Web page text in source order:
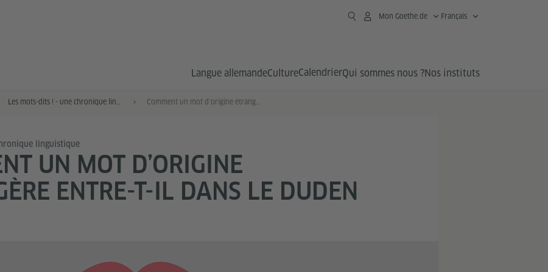
Mon Goethe.de Français
Langue allemandeCultureCalendrierQui sommes nous ?Nos instituts
Les mots-dits ! - une chronique linguistique Comment un mot d’origine étrangère entre-t-il dans le Duden ?
linguistique
UN MOT D’ORIGINE
ENTRE-T-IL DANS LE DUDEN